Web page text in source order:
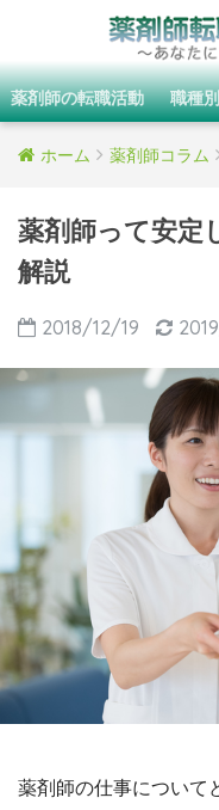
薬剤師の転職活動 職種
ホーム 薬剤師コラム
薬剤師って安定
解説
2018/12/19
薬剤師の仕事について